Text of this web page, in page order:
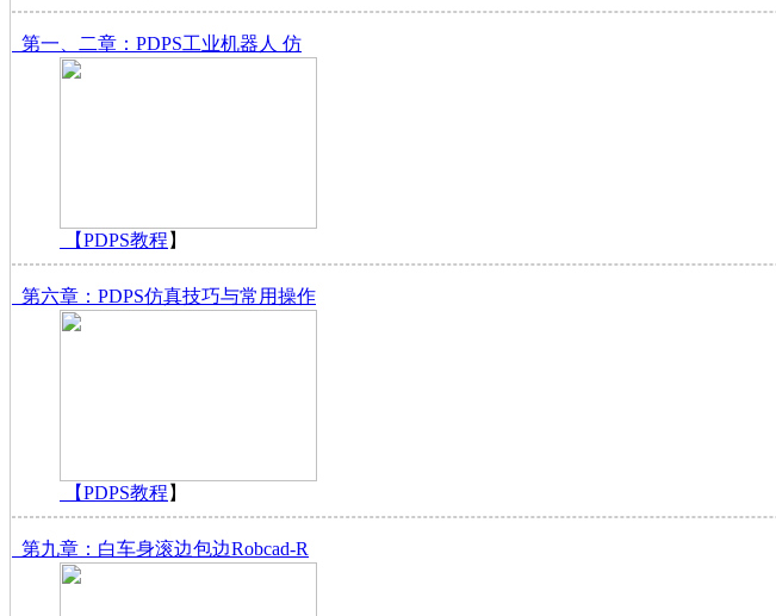
第一、二章：PDPS工业机器人 仿
【PDPS教程 】
第六章：PDPS仿真技巧与常用操作
【PDPS教程 】
第九章：白车身滚边包边Robcad-R